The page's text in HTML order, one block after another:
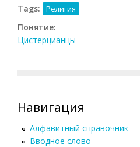
Tags: Религия
Понятие:
Цистерцианцы
Навигация
Алфавитный справочник
Вводное слово